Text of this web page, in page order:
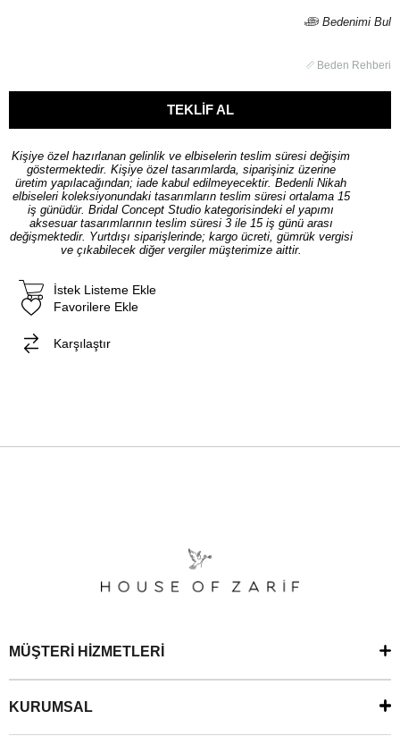
Bedenimi Bul
Beden Rehberi
Kişiye özel hazırlanan gelinlik ve elbiselerin teslim süresi değişim
göstermektedir. Kişiye özel tasarımlarda, siparişiniz üzerine
üretim yapılacağından; iade kabul edilmeyecektir. Bedenli Nikah
elbiseleri koleksiyonundaki tasarımların teslim süresi ortalama 15
iş günüdür. Bridal Concept Studio kategorisindeki el yapımı
aksesuar tasarımlarının teslim süresi 3 ile 15 iş günü arası
değişmektedir. Yurtdışı siparişlerinde; kargo ücreti, gümrük vergisi
ve çıkabilecek diğer vergiler müşterimize aittir.
Favorilere Ekle
İstek Listeme Ekle
Karşılaştır
MÜŞTERİ HİZMETLERİ
KURUMSAL